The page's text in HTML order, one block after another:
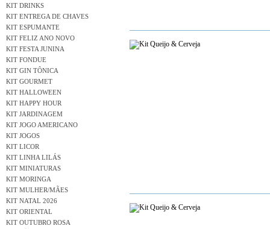
KIT DRINKS
KIT ENTREGA DE CHAVES
KIT ESPUMANTE
KIT FELIZ ANO NOVO
KIT FESTA JUNINA
KIT FONDUE
KIT GIN TÔNICA
KIT GOURMET
KIT HALLOWEEN
KIT HAPPY HOUR
KIT JARDINAGEM
KIT JOGO AMERICANO
KIT JOGOS
KIT LICOR
KIT LINHA LILÁS
KIT MINIATURAS
KIT MORINGA
KIT MULHER/MÃES
KIT NATAL 2026
KIT ORIENTAL
KIT OUTUBRO ROSA